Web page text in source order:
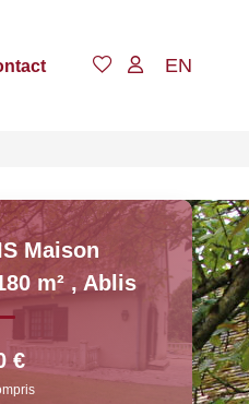
EN
Maison
m² , Ablis
€